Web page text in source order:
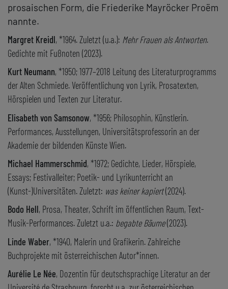
prosaischen Form, die Friederike Mayröcker Proëm
nannte.
Margret Kreidl, *1964. Zuletzt (u.a.): Mehr Frauen als Antworten.
Gedichte mit Fußnoten (2023).
Kurt Neumann, *1950; 1977–2018 Leitung des Literaturprogramms
der Alten Schmiede. Veröffentlichung von Lyrik, Prosatexten,
Hörspielen und Texten zur Literatur.
Elisabeth von Samsonow, *1956; Philosophin, Künstlerin.
Performances, Ausstellungen, Universitätsprofessorin an der
Akademie der bildenden Künste Wien.
Michael Hammerschmid, *1972; Gedichte, Lieder, Hörspiele,
Essays; Festivalleiter; Poetik- und Lyrikunterricht an
(Kunst-)Universitäten. Zuletzt: was keiner kapiert(2024).
Bodo Hell, Prosa, Theater, Schrift im öffentlichen Raum, Text-
Musik-Performances. Zuletzt u.a.: begabte Bäume(2023).
Linde Waber, *1940, Malerin und Grafikerin. Zahlreiche
Buchprojekte mit österreichischen Autor*innen.
Aurélie Le Née, Dozentin für deutschsprachige Literatur an der